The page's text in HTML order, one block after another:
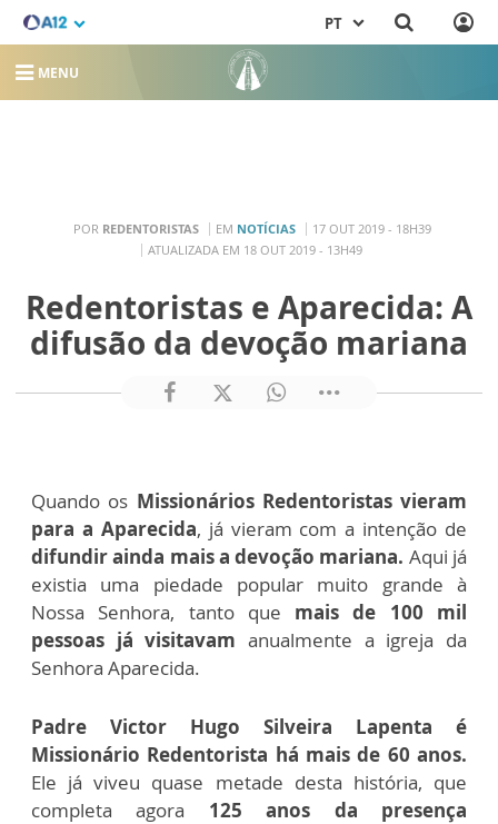
PT
MENU
POR REDENTORISTAS EM NOTÍCIAS
17 OUT 2019 - 18H39
ATUALIZADA EM 18 OUT 2019 - 13H49
Redentoristas e Aparecida: A
difusão da devoção mariana
Quando os Missionários Redentoristas vieram
para a Aparecida, já vieram com a intenção de
difundir ainda mais a devoção mariana. Aqui já
existia uma piedade popular muito grande à
Nossa Senhora, tanto que mais de 100 mil
pessoas já visitavam anualmente a igreja da
Senhora Aparecida.
Padre Victor Hugo Silveira Lapenta é
Missionário Redentorista há mais de 60 anos.
Ele já viveu quase metade desta história, que
completa agora 125 anos da presença